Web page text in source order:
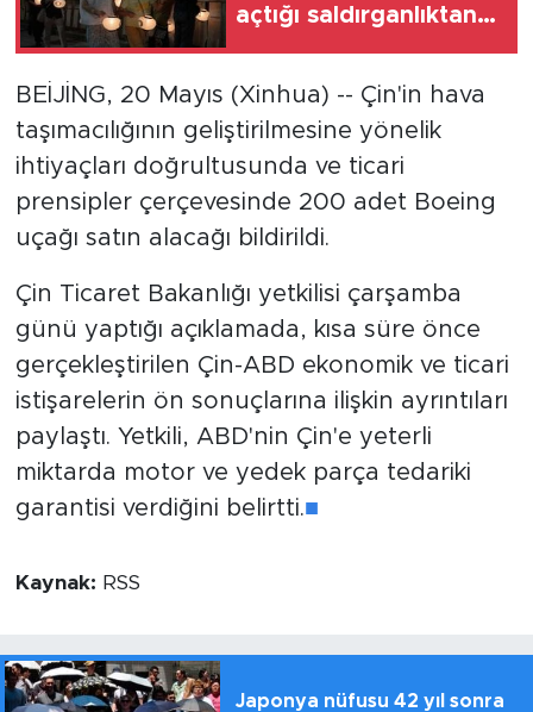
açtığı saldırganlıktan
BEİJİNG, 20 Mayıs (Xinhua) -- Çin'in hava
taşımacılığının geliştirilmesine yönelik
ihtiyaçları doğrultusunda ve ticari
prensipler çerçevesinde 200 adet Boeing
uçağı satın alacağı bildirildi.
Çin Ticaret Bakanlığı yetkilisi çarşamba
günü yaptığı açıklamada, kısa süre önce
gerçekleştirilen Çin-ABD ekonomik ve ticari
istişarelerin ön sonuçlarına ilişkin ayrıntıları
paylaştı. Yetkili, ABD'nin Çin'e yeterli
miktarda motor ve yedek parça tedariki
garantisi verdiğini belirtti.■
Kaynak: RSS
Japonya nüfusu 42 yıl sonra
Xinhua Türkiye
Seyahat